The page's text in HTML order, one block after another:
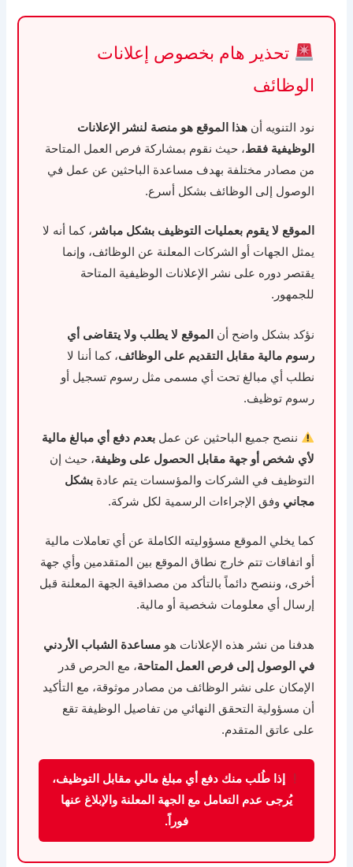
تحذير هام بخصوص إعلانات
الوظائف
نود التنويه أنهذا الموقع هو منصة لنشر الإعلانات
الوظيفية فقط، حيث نقوم بمشاركة فرص العمل المتاحة
من مصادر مختلفة بهدف مساعدة الباحثين عن عمل في
الوصول إلى الوظائف بشكل أسرع.
الموقع لا يقوم بعمليات التوظيف بشكل مباشر ، كما أنه لا
يمثل الجهات أو الشركات المعلنة عن الوظائف، وإنما
يقتصر دوره على نشر الإعلانات الوظيفية المتاحة
للجمهور.
نؤكد بشكل واضح أن
الموقع لا يطلب ولا يتقاضى أي
رسوم مالية مقابل التقديم على الوظائف، كما أننا لا
نطلب أي مبالغ تحت أي مسمى مثل رسوم تسجيل أو
رسوم توظيف.
ننصح جميع الباحثين عن عملبعدم دفع أي مبالغ مالية
لأي شخص أو جهة مقابل الحصول على وظيفة، حيث إن
التوظيف في الشركات والمؤسسات يتم عادةبشكل
مجاني وفق الإجراءات الرسمية لكل شركة.
كما يخلي الموقع مسؤوليته الكاملة عن أي تعاملات مالية
أو اتفاقات تتم خارج نطاق الموقع بين المتقدمين وأي جهة
أخرى، وننصح دائماً بالتأكد من مصداقية الجهة المعلنة قبل
إرسال أي معلومات شخصية أو مالية.
هدفنا من نشر هذه الإعلانات هومساعدة الشباب الأردني
في الوصول إلى فرص العمل المتاحة، مع الحرص قدر
الإمكان على نشر الوظائف من مصادر موثوقة، مع التأكيد
أن مسؤولية التحقق النهائي من تفاصيل الوظيفة تقع
على عاتق المتقدم.
إذا طُلب منك دفع أي مبلغ مالي مقابل التوظيف،
يُرجى عدم التعامل مع الجهة المعلنة والإبلاغ عنها
فوراً.